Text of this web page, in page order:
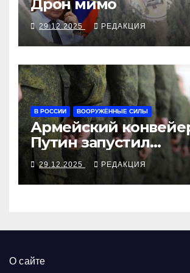
Дрон мимо
29.12.2025 РЕДАКЦИЯ
В РОССИИ ВООРУЖЁННЫЕ СИЛЫ
Армейский
Путин запустил
круглогодичный
29.12.2025 РЕДАКЦИЯ
О сайте